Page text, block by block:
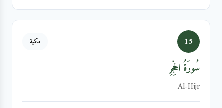
15 مكية
سُورَةُ الحِجۡرِ
Al-Hijr